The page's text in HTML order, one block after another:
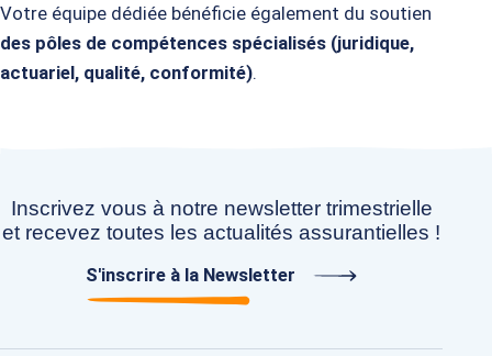
Votre équipe dédiée bénéficie également du soutien
des pôles de compétences spécialisés (juridique,
actuariel, qualité, conformité).
Inscrivez vous à notre newsletter trimestrielle
et recevez toutes les actualités assurantielles !
S'inscrire à la Newsletter